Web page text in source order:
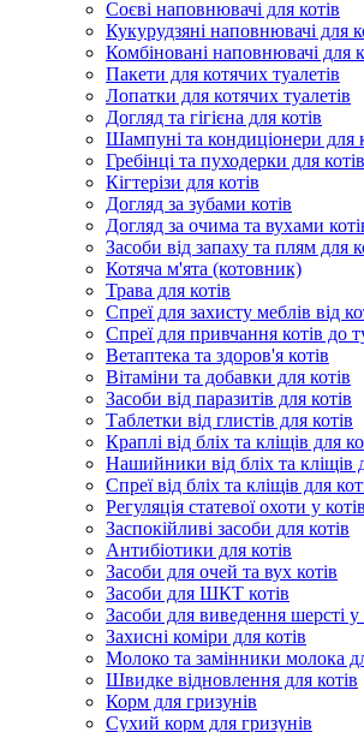
Соєві наповнювачі для котів
Кукурудзяні наповнювачі для
Комбіновані наповнювачі для
Пакети для котячих туалетів
Лопатки для котячих туалетів
Догляд та гігієна для котів
Шампуні та кондиціонери для
Гребінці та пуходерки для котів
Кігтерізи для котів
Догляд за зубами котів
Догляд за очима та вухами
Засоби від запаху та плям для
Котяча м'ята (котовник)
Трава для котів
Спреї для захисту меблів від
Спреї для привчання котів до
Ветаптека та здоров'я котів
Вітаміни та добавки для котів
Засоби від паразитів для котів
Таблетки від глистів для котів
Краплі від бліх та кліщів для
Нашийники від бліх та кліщів
Спреї від бліх та кліщів для
Регуляція статевої охоти у котів
Заспокійливі засоби для котів
Антибіотики для котів
Засоби для очей та вух котів
Засоби для ШКТ котів
Засоби для виведення шерсті у
Захисні коміри для котів
Молоко та замінники молока
Швидке відновлення для котів
Корм для гризунів
Сухий корм для гризунів